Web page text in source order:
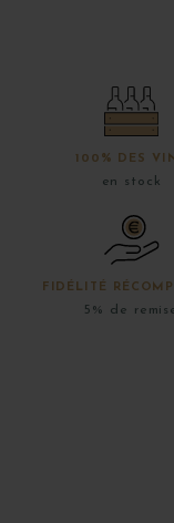
100% DES
en stock
FIDÉLITÉ
5% de